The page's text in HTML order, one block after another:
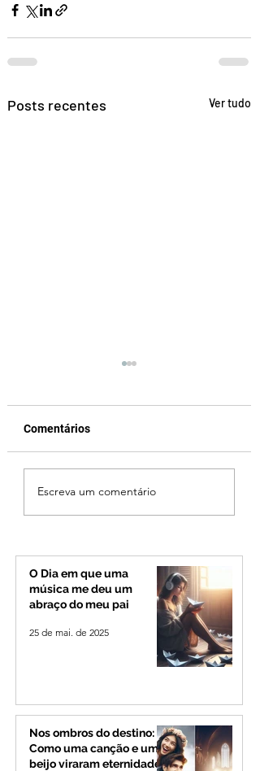
Posts recentes Ver tudo
Ciclone bomba no Sul
deve provocar rajadas
de vento e calor
Alto Paranaíba
Comentários
Escreva um comentário
O Dia em que uma
música me deu um
abraço do meu pai
25 de mai. de 2025
Nos ombros do destino:
Como uma canção e um
beijo viraram eternidade